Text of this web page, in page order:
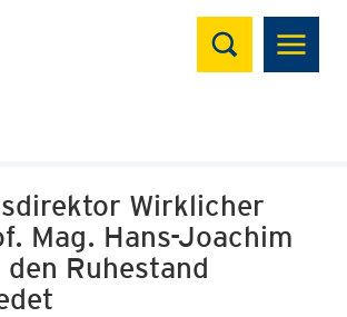
Suchen
Wirklicher
Mag. Hans-Joachim
Ruhestand